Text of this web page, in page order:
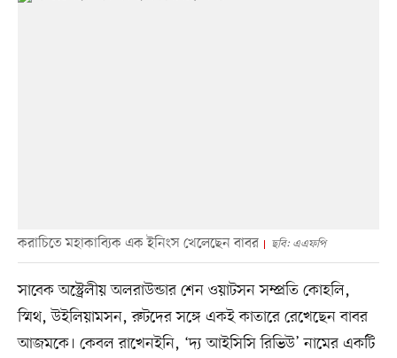
করাচিতে মহাকাব্যিক এক ইনিংস খেলেছেন বাবর ছবি: এএফপি
সাবেক অস্ট্রেলীয় অলরাউন্ডার শেন ওয়াটসন সম্প্রতি কোহলি,
স্মিথ, উইলিয়ামসন, রুটদের সঙ্গে একই কাতারে রেখেছেন বাবর
আজমকে। কেবল রাখেনইনি, ‘দ্য আইসিসি রিভিউ’ নামের একটি